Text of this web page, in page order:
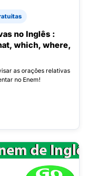
no Inglês :
which, where,
as orações relativas
no Enem!